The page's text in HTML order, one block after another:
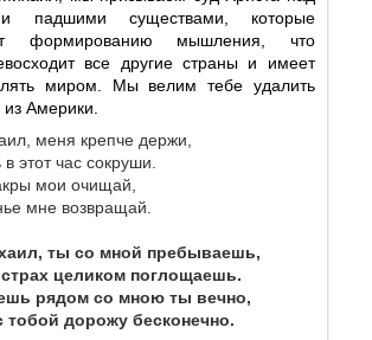
падшими существами, которые
формированию мышления, что
все другие страны и имеет
миром. Мы велим тебе удалить
Америки.
меня крепче держи,
этот час сокруши.
мои очищай,
мне возвращай.
ты со мной пребываешь,
целиком поглощаешь.
рядом со мною ты вечно,
дорожу бесконечно.